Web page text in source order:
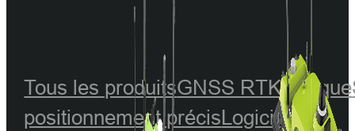
Tous les produitsGNSS RTKOptique
positionnement précisLogiciel